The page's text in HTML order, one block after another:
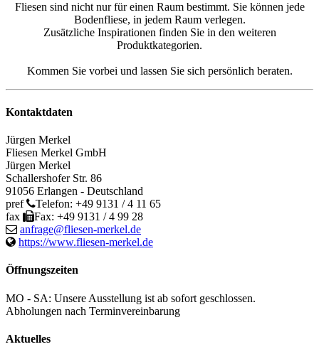
Fliesen sind nicht nur für einen Raum bestimmt. Sie können jede
Bodenfliese, in jedem Raum verlegen.
Zusätzliche Inspirationen finden Sie in den weiteren
Produktkategorien.
Kommen Sie vorbei und lassen Sie sich persönlich beraten.
Kontaktdaten
Jürgen Merkel
Fliesen Merkel GmbH
Jürgen Merkel
Schallershofer Str. 86
91056 Erlangen - Deutschland
pref
Telefon: +49 9131 / 4 11 65
fax
Fax: +49 9131 / 4 99 28
anfrage@fliesen-merkel.de
https://www.fliesen-merkel.de
Öffnungszeiten
MO - SA: Unsere Ausstellung ist ab sofort geschlossen.
Abholungen nach Terminvereinbarung
Aktuelles